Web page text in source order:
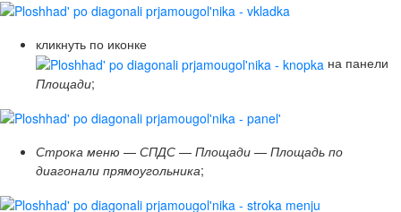
кликнуть по иконке
на панели
Площади;
Строка меню — СПДС — Площади — Площадь по
диагонали прямоугольника;